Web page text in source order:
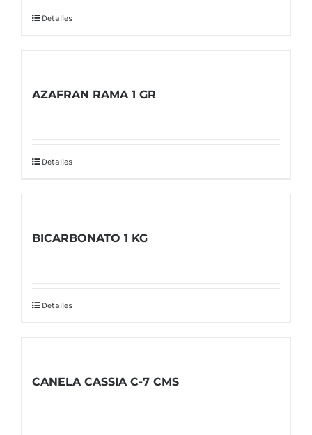
Detalles
AZAFRAN RAMA 1 GR
Detalles
BICARBONATO 1 KG
Detalles
CANELA CASSIA C-7 CMS